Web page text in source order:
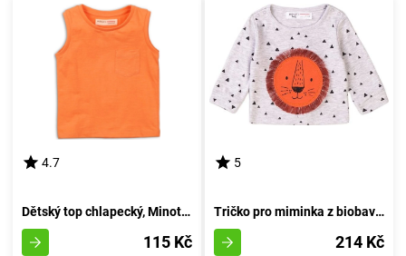
4.7
Dětský top chlapecký, Minoti, 1VEST 6, oranžový - velikost 152/158 | pro věk 12/13 let
115 Kč
5
Tričko pro miminka z biobavlny, Minoti, Simba 1, šedivé - velikost 74/80 | 9-12 měsíců
214 Kč